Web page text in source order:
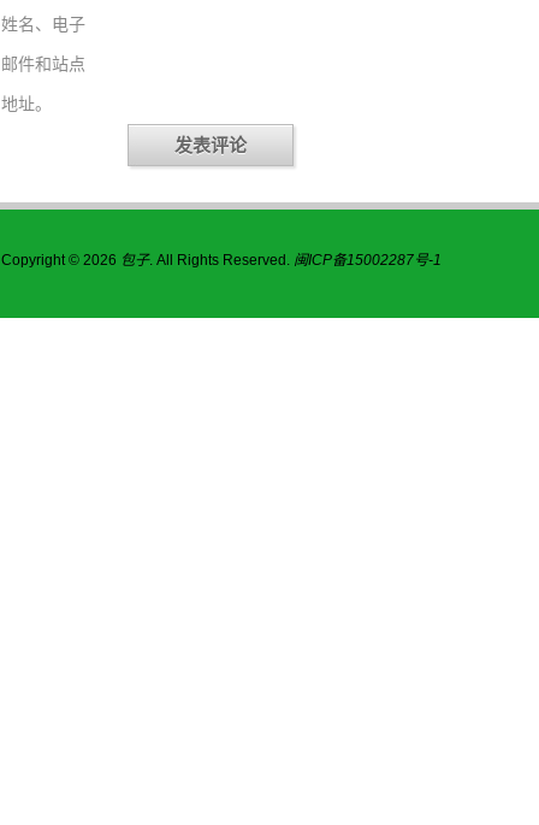
姓名、电子
邮件和站点
地址。
Copyright © 2026 包子. All Rights Reserved. 闽ICP备15002287号-1